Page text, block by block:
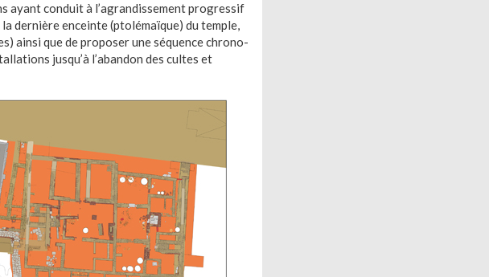
conduit à l’agrandissement progressif
dernière enceinte (ptolémaïque) du temple,
ainsi que de proposer une séquence chrono-
jusqu’à l’abandon des cultes et